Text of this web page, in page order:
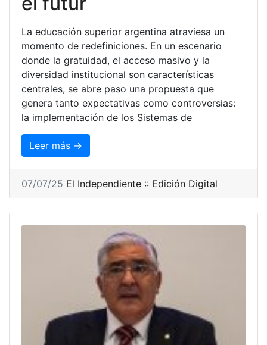
La educación superior argentina atraviesa un
momento de redefiniciones. En un escenario
donde la gratuidad, el acceso masivo y la
diversidad institucional son características
centrales, se abre paso una propuesta que
genera tanto expectativas como controversias:
la implementación de los Sistemas de
Leer más →
07/07/25 El Independiente :: Edición Digital